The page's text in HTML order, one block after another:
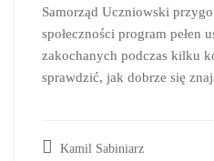
Samorząd Uczniowski
społeczności program pełen
zakochanych podczas kilku
sprawdzić, jak dobrze się
Kamil Sabiniarz